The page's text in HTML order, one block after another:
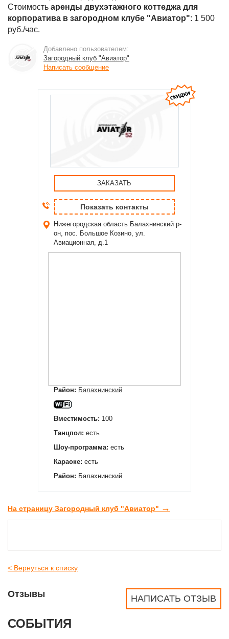
Стоимость аренды двухэтажного коттеджа для
корпоратива в загородном клубе "Авиатор": 1 500
руб./час.
Добавлено пользователем:
Загородный клуб "Авиатор"
Написать сообщение
ЗАКАЗАТЬ
Показать контакты
Нижегородская область Балахнинский р-
он, пос. Большое Козино, ул.
Авиационная, д.1
Район: Балахнинский
Вместимость: 100
Танцпол: есть
Шоу-программа: есть
Караоке: есть
Район: Балахнинский
На страницу Загородный клуб "Авиатор" →
< Вернуться к списку
НАПИСАТЬ ОТЗЫВ
Отзывы
СОБЫТИЯ